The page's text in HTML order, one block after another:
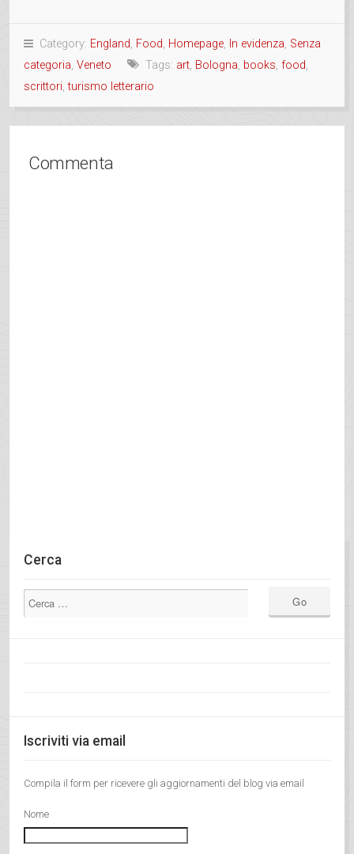
Category: England, Food, Homepage, In evidenza, Senza
categoria, Veneto Tags: art, Bologna, books, food,
scrittori,turismo letterario
Commenta
Cerca
Iscriviti via email
Compila il form per ricevere gli aggiornamenti del blog via email
Nome